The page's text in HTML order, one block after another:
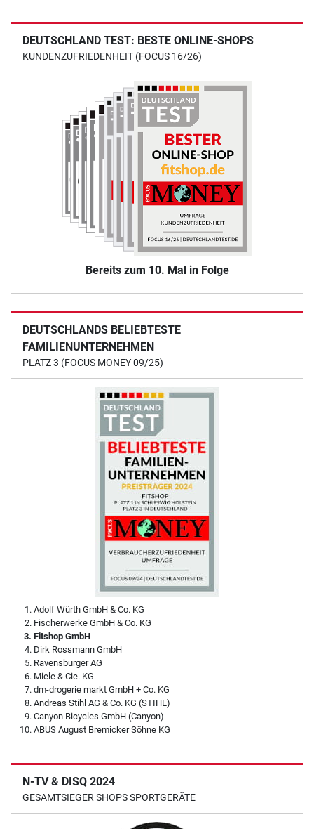
DEUTSCHLAND TEST: BESTE ONLINE-SHOPS
KUNDENZUFRIEDENHEIT (FOCUS 16/26)
Bereits zum 10. Mal in Folge
DEUTSCHLANDS BELIEBTESTE
FAMILIENUNTERNEHMEN
PLATZ 3 (FOCUS MONEY 09/25)
Adolf Würth GmbH & Co. KG
Fischerwerke GmbH & Co. KG
Fitshop GmbH
Dirk Rossmann GmbH
Ravensburger AG
Miele & Cie. KG
dm-drogerie markt GmbH + Co. KG
Andreas Stihl AG & Co. KG (STIHL)
Canyon Bicycles GmbH (Canyon)
ABUS August Bremicker Söhne KG
N-TV & DISQ 2024
GESAMTSIEGER SHOPS SPORTGERÄTE